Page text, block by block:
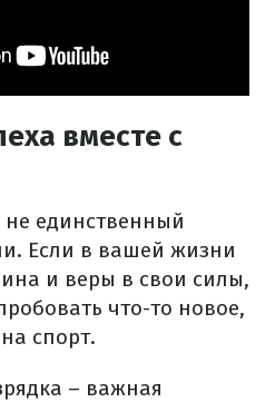
вместе с
единственный
Если в вашей жизни
и веры в свои силы,
что-то новое,
спорт.
– важная